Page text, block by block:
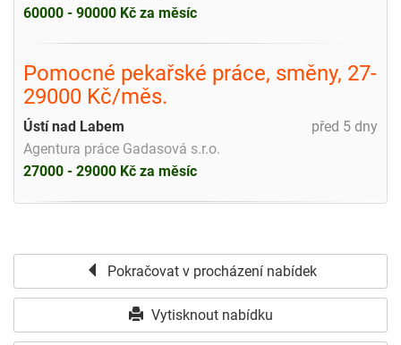
60000 - 90000 Kč za měsíc
Pomocné pekařské práce, směny, 27-
29000 Kč/měs.
před 5 dny
Ústí nad Labem
Agentura práce Gadasová s.r.o.
27000 - 29000 Kč za měsíc
Pokračovat v procházení nabídek
Vytisknout nabídku